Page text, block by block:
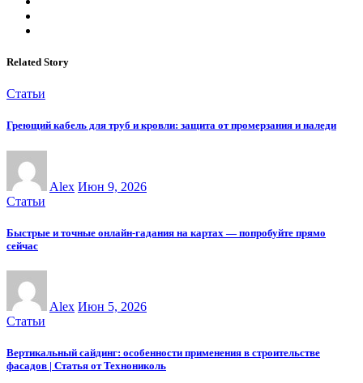
Related Story
Статьи
Греющий кабель для труб и кровли: защита от промерзания и наледи
Alex Июн 9, 2026
Статьи
Быстрые и точные онлайн-гадания на картах — попробуйте прямо
сейчас
Alex Июн 5, 2026
Статьи
Вертикальный сайдинг: особенности применения в строительстве
фасадов | Статья от Технониколь